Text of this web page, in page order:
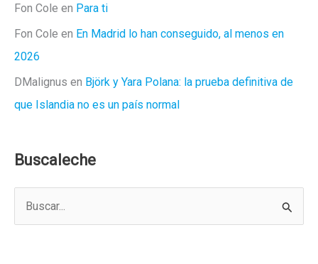
Fon Cole en Para ti
Fon Cole en En Madrid lo han conseguido, al menos en
2026
DMalignus en Björk y Yara Polana: la prueba definitiva de
que Islandia no es un país normal
Buscaleche